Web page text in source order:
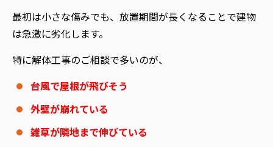
最初は小さな傷みでも、放置期間が長くなることで建物
は急激に劣化します。
特に解体工事のご相談で多いのが、
台風で屋根が飛びそう
外壁が崩れている
雑草が隣地まで伸びている